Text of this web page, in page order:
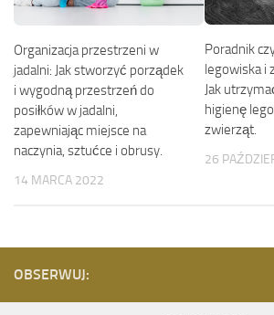
Organizacja przestrzeni w
jadalni: Jak stworzyć porządek
i wygodną przestrzeń do
posiłków w jadalni,
zapewniając miejsce na
naczynia, sztućce i obrusy.
14 MARCA 2022
Poradnik
legowiska i
Jak
higienę
zwierząt.
26
OBSERWUJ: